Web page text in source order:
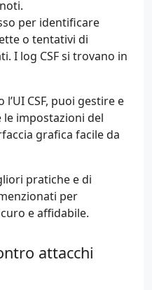
per identificare
o tentativi di
I log CSF si trovano in
CSF, puoi gestire e
impostazioni del
grafica facile da
pratiche e di
per
e affidabile.
attacchi